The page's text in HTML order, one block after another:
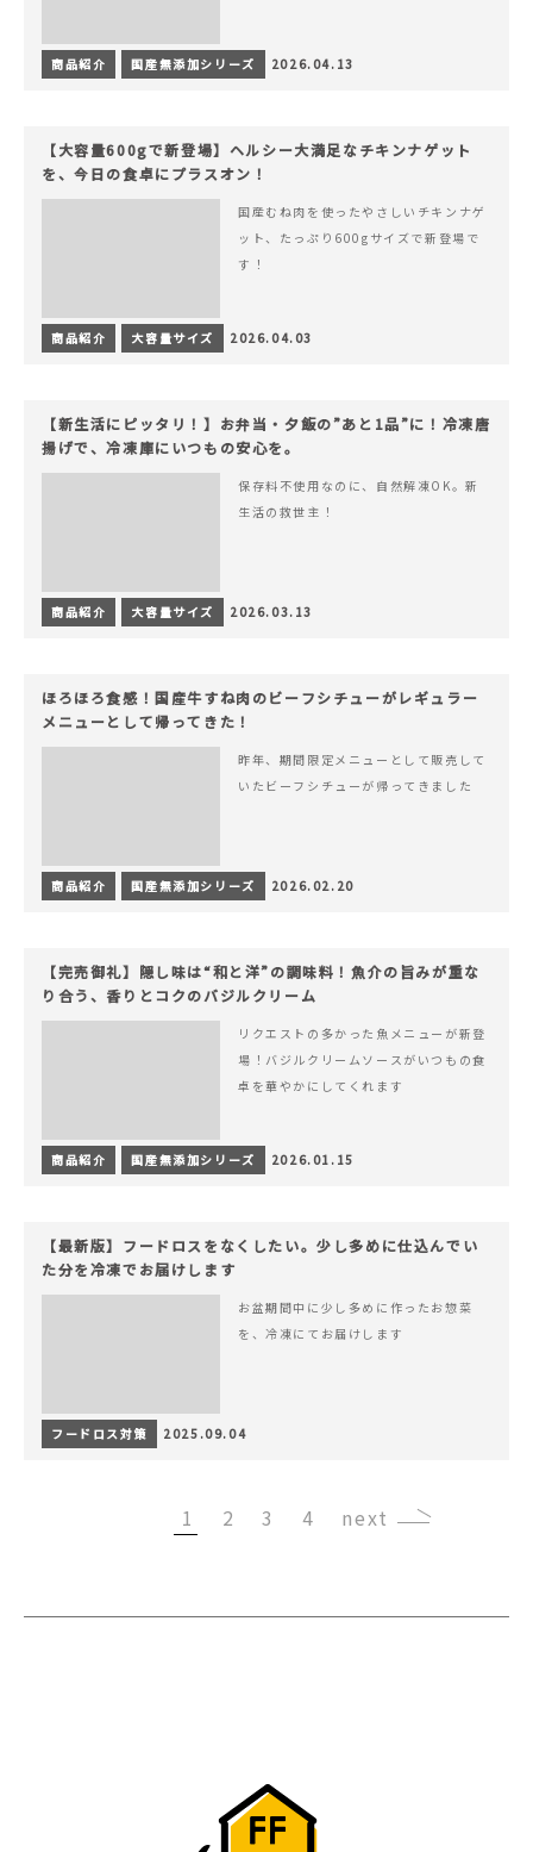
商品紹介 国産無添加シリーズ 2026.04.13
【大容量600gで新登場】ヘルシー大満足なチキンナゲット
を、今日の食卓にプラスオン！
国産むね肉を使ったやさしいチキンナゲ
ット、たっぷり600gサイズで新登場で
す！
商品紹介 大容量サイズ 2026.04.03
【新生活にピッタリ！】お弁当・夕飯の”あと1品”に！冷凍唐
揚げで、冷凍庫にいつもの安心を。
保存料不使用なのに、自然解凍OK。新
生活の救世主！
商品紹介 大容量サイズ 2026.03.13
ほろほろ食感！国産牛すね肉のビーフシチューがレギュラー
メニューとして帰ってきた！
昨年、期間限定メニューとして販売して
いたビーフシチューが帰ってきました
商品紹介 国産無添加シリーズ 2026.02.20
【完売御礼】隠し味は“和と洋”の調味料！魚介の旨みが重な
り合う、香りとコクのバジルクリーム
リクエストの多かった魚メニューが新登
場！バジルクリームソースがいつもの食
卓を華やかにしてくれます
商品紹介 国産無添加シリーズ 2026.01.15
【最新版】フードロスをなくしたい。少し多めに仕込んでい
た分を冷凍でお届けします
お盆期間中に少し多めに作ったお惣菜
を、冷凍にてお届けします
フードロス対策 2025.09.04
1 2 3 4 ›